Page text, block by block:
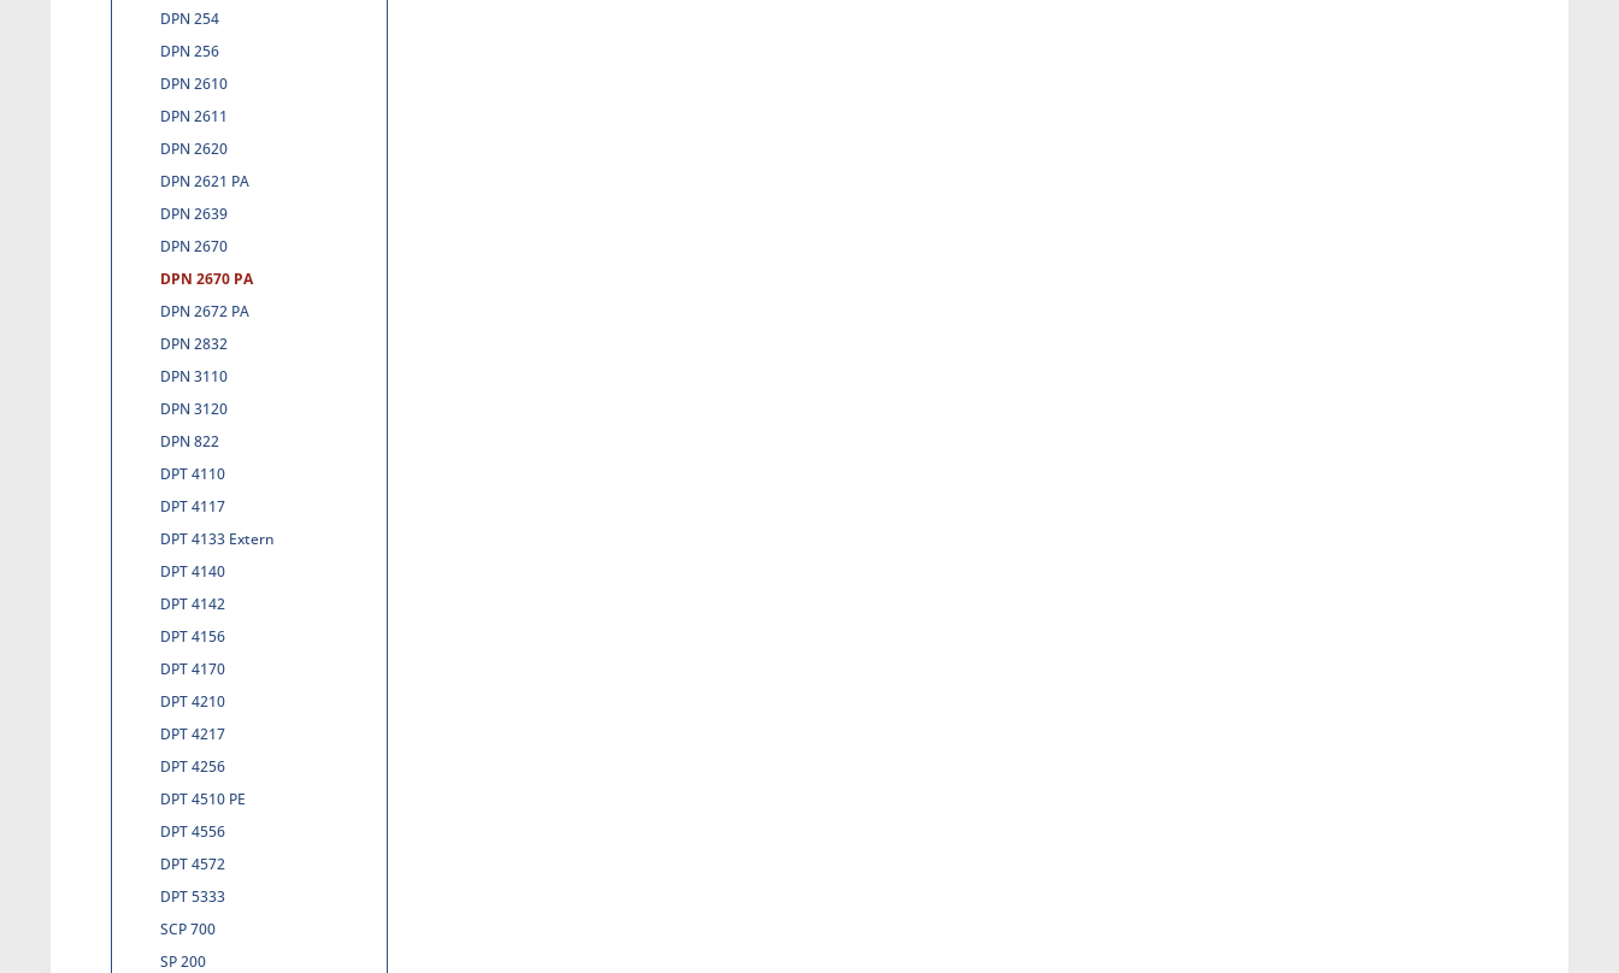
DPN 254
DPN 256
DPN 2610
DPN 2611
DPN 2620
DPN 2621 PA
DPN 2639
DPN 2670
DPN 2670 PA
DPN 2672 PA
DPN 2832
DPN 3110
DPN 3120
DPN 822
DPT 4110
DPT 4117
DPT 4133 Extern
DPT 4140
DPT 4142
DPT 4156
DPT 4170
DPT 4210
DPT 4217
DPT 4256
DPT 4510 PE
DPT 4556
DPT 4572
DPT 5333
SCP 700
SP 200